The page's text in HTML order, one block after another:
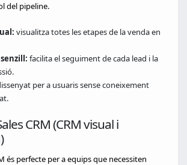
del pipeline.
visualitza totes les etapes de la venda en
facilita el seguiment de cada lead i la
per a usuaris sense coneixement
CRM (CRM visual i
és perfecte per a equips que necessiten